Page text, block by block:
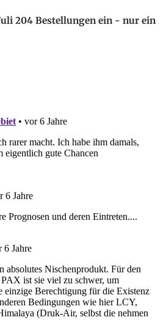
204 Bestellungen ein - nur ein